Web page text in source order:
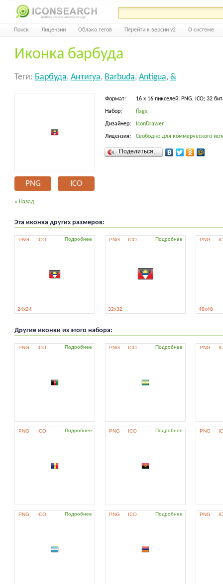
Поиск Лицензии Облако тегов Перейти к версии v2 О системе
Иконка барбуда
Теги: Барбуда, Антигуа, Barbuda, Antigua, &
PNG ICO
Формат: 16 x 16 пикселей; PNG, ICO; 32
Набор: flags
Дизайнер: IconDrawer
Лицензия: Свободно для коммерческого
Поделиться…
« Назад
Эта иконка других размеров:
PNG ICO Подробнее
24x24
PNG ICO Подробнее
32x32
PNG
48x48
Другие иконки из этого набора:
PNG ICO Подробнее PNG ICO Подробнее PNG
PNG ICO Подробнее PNG ICO Подробнее PNG
PNG ICO Подробнее PNG ICO Подробнее PNG